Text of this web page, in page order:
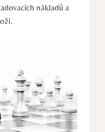
nákladů a